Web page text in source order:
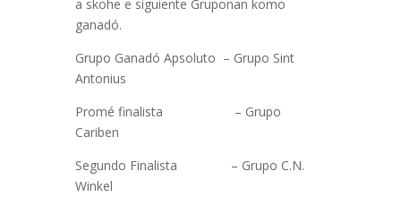
a skohe e siguiente Gruponan komo
ganadó.
Grupo Ganadó Apsoluto – Grupo Sint
Antonius
Promé finalista – Grupo
Cariben
Segundo Finalista – Grupo C.N.
Winkel